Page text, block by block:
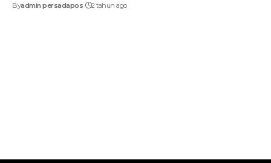
Byadmin persadapos 2 tahun ago